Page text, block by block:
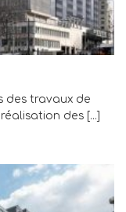
des travaux de
des [...]